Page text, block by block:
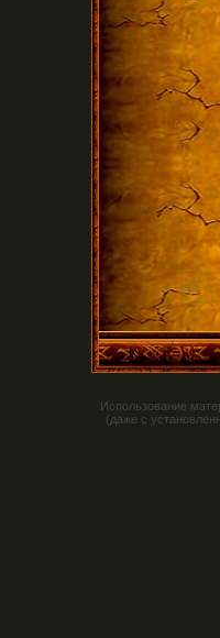
Использование
(даже с